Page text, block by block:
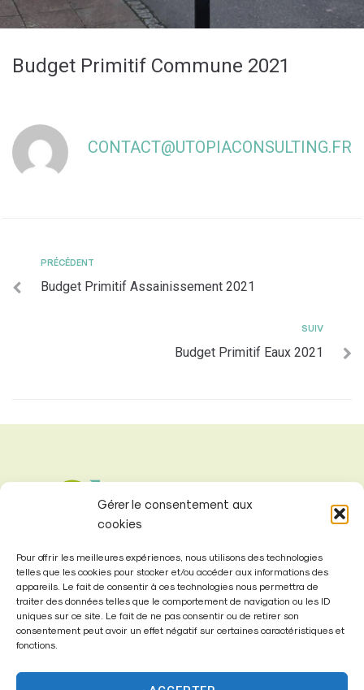
Gérer le consentement aux
cookies
Pour offrir les meilleures expériences, nous utilisons des technologies
telles que les cookies pour stocker et/ou accéder aux informations des
appareils. Le fait de consentir à ces technologies nous permettra de
traiter des données telles que le comportement de navigation ou les ID
uniques sur ce site. Le fait de ne pas consentir ou de retirer son
consentement peut avoir un effet négatif sur certaines caractéristiques et
fonctions.
Budget Primitif Commune 2021
CONTACT@UTOPIACONSULTING.FR
PRÉCÉDENT
Budget Primitif Assainissement 2021
SUIV
Budget Primitif Eaux 2021
Mairie de
Fontenay-Trésigny